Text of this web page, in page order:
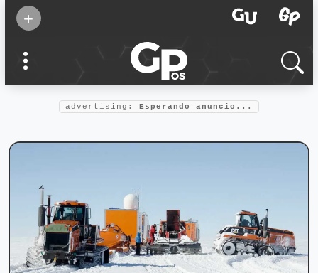
+
confianza
Foro salud
advertising: Esperando anuncio...